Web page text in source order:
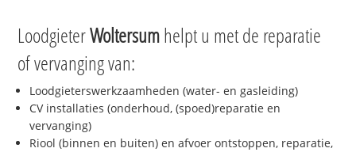
LoodgieterWoltersumhelpt u met de reparatie
of vervanging van:
Loodgieterswerkzaamheden (water- en gasleiding)
CV installaties (onderhoud, (spoed)reparatie en
vervanging)
Riool (binnen en buiten) en afvoer ontstoppen, reparatie,